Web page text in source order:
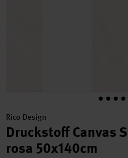
Rico Design
Druckstoff Canvas
rosa 50x140cm